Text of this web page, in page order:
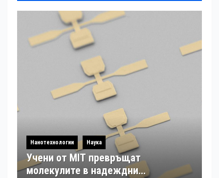
Нанотехнологии Наука
Учени от MIT превръщат
молекулите в надеждни